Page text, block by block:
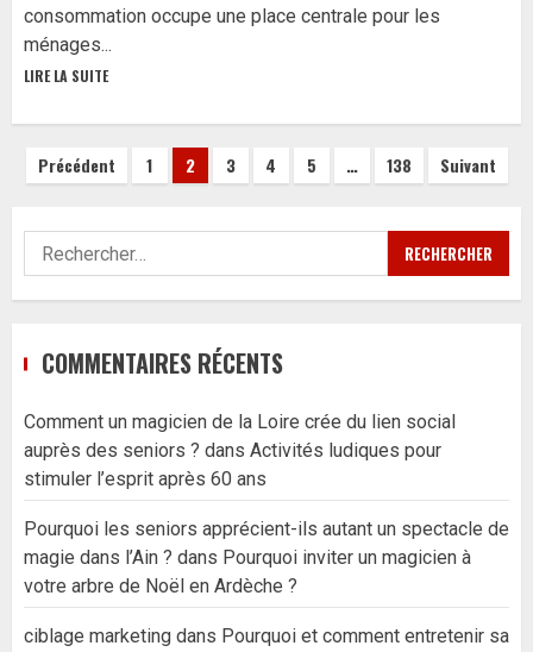
consommation occupe une place centrale pour les
ménages...
LIRE LA SUITE
Pagination
des
publications
Précédent 1 2 3 4 5 … 138 Suivant
Rechercher :
COMMENTAIRES RÉCENTS
Comment un magicien de la Loire crée du lien social
auprès des seniors ? dans Activités ludiques pour
stimuler l’esprit après 60 ans
Pourquoi les seniors apprécient-ils autant un spectacle de
magie dans l’Ain ? dans Pourquoi inviter un magicien à
votre arbre de Noël en Ardèche ?
ciblage marketing dans Pourquoi et comment entretenir sa